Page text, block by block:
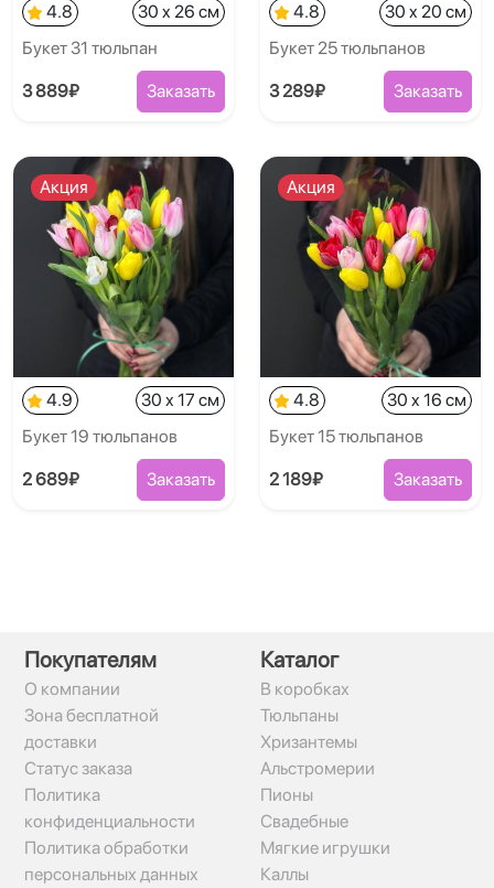
4.8
30 x 26 см
Букет 31 тюльпан
3 889₽ Заказать
4.8
30 x 20 см
Букет 25 тюльпанов
3 289₽ Заказать
Акция
4.9
30 x 17 см
Букет 19 тюльпанов
2 689₽ Заказать
Акция
4.8
30 x 16 см
Букет 15 тюльпанов
2 189₽ Заказать
Покупателям
О компании
Зона бесплатной
доставки
Статус заказа
Политика
конфиденциальности
Политика обработки
персональных данных
Каталог
В коробках
Тюльпаны
Хризантемы
Альстромерии
Пионы
Свадебные
Мягкие игрушки
Каллы